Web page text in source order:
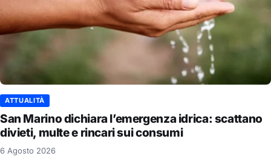
ATTUALITÀ
San Marino dichiara l’emergenza idrica: scattano
divieti, multe e rincari sui consumi
6 Agosto 2026